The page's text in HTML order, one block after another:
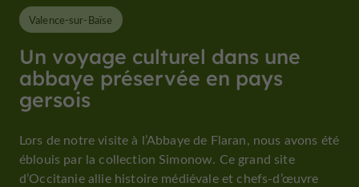
Un voyage culturel dans une
abbaye préservée en pays
gersois
Valence-sur-Baïse
Lors de notre visite à l’Abbaye de Flaran, nous avons été
éblouis par la collection Simonow. Ce grand site
d’Occitanie allie histoire médiévale et chefs-d’œuvre